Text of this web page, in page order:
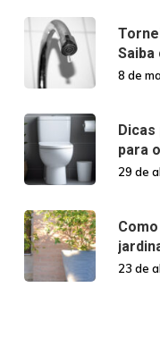
8 de
para
29 de
23 de